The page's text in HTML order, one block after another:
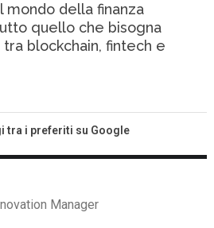
mondo della finanza
quello che bisogna
blockchain, fintech e
tra i preferiti su Google
Manager